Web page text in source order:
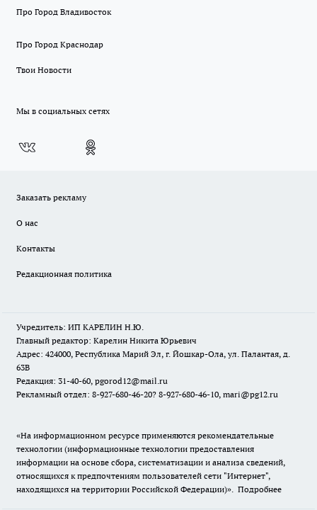
Про Город Владивосток
Про Город Краснодар
Твои Новости
Мы в социальных сетях
Заказать рекламу
О нас
Контакты
Редакционная политика
Учредитель: ИП КАРЕЛИН Н.Ю.
Главный редактор: Карелин Никита Юрьевич
Адрес: 424000, Республика Марий Эл, г. Йошкар-Ола, ул. Палантая, д.
63В
Редакция: 31-40-60, pgorod12@mail.ru
Рекламный отдел: 8-927-680-46-20? 8-927-680-46-10, mari@pg12.ru
«На информационном ресурсе применяются рекомендательные
технологии (информационные технологии предоставления
информации на основе сбора, систематизации и анализа сведений,
относящихся к предпочтениям пользователей сети "Интернет",
находящихся на территории Российской Федерации)». Подробнее